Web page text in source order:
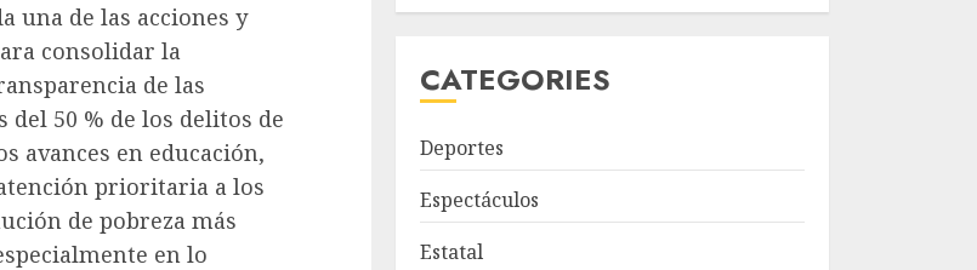
una de las acciones y
consolidar la
de las
50 % de los delitos de
avances en educación,
prioritaria a los
de pobreza más
en lo
CATEGORIES
Deportes
Espectáculos
Estatal